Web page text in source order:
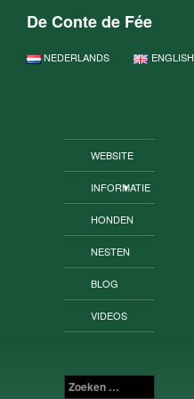
De Conte de Fée
NEDERLANDS
ENGLISH
WEBSITE
INFORMATIE
HONDEN
NESTEN
BLOG
VIDEOS
Zoeken